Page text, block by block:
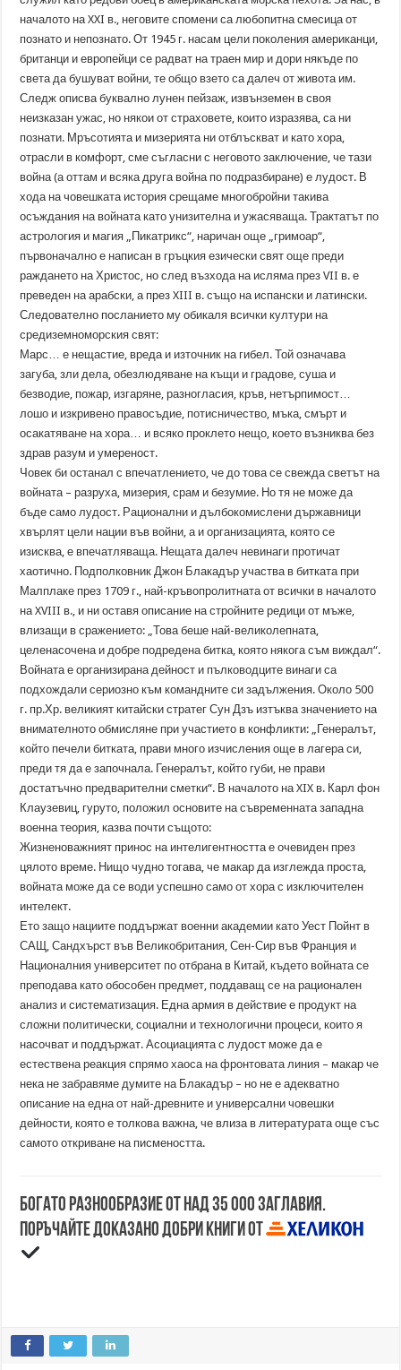
началото на XXI в., неговите спомени са любопитна смесица от
познато и непознато. От 1945 г. насам цели поколения американци,
британци и европейци се радват на траен мир и дори някъде по
света да бушуват войни, те общо взето са далеч от живота им.
Следж описва буквално лунен пейзаж, извънземен в своя
неизказан ужас, но някои от страховете, които изразява, са ни
познати. Мръсотията и мизерията ни отблъскват и като хора,
отрасли в комфорт, сме съгласни с неговото заключение, че тази
война (а оттам и всяка друга война по подразбиране) е лудост. В
хода на човешката история срещаме многобройни такива
осъждания на войната като унизителна и ужасяваща. Трактатът по
астрология и магия „Пикатрикс“, наричан още „гримоар“,
първоначално е написан в гръцкия езически свят още преди
раждането на Христос, но след възхода на исляма през VII в. е
преведен на арабски, а през XIII в. също на испански и латински.
Следователно посланието му обикаля всички култури на
средиземноморския свят:
Марс… е нещастие, вреда и източник на гибел. Той означава
загуба, зли дела, обезлюдяване на къщи и градове, суша и
безводие, пожар, изгаряне, разногласия, кръв, нетърпимост…
лошо и изкривено правосъдие, потисничество, мъка, смърт и
осакатяване на хора… и всяко проклето нещо, което възниква без
здрав разум и умереност.
Човек би останал с впечатлението, че до това се свежда светът на
войната – разруха, мизерия, срам и безумие. Но тя не може да
бъде само лудост. Рационални и дълбокомислени държавници
хвърлят цели нации във войни, а и организацията, която се
изисква, е впечатляваща. Нещата далеч невинаги протичат
хаотично. Подполковник Джон Блакадър участва в битката при
Малплаке през 1709 г., най-кръвопролитната от всички в началото
на XVIII в., и ни оставя описание на стройните редици от мъже,
влизащи в сражението: „Това беше най-великолепната,
целенасочена и добре подредена битка, която някога съм виждал“.
Войната е организирана дейност и пълководците винаги са
подхождали сериозно към командните си задължения. Около 500
г. пр.Хр. великият китайски стратег Сун Дзъ изтъква значението на
внимателното обмисляне при участието в конфликти: „Генералът,
който печели битката, прави много изчисления още в лагера си,
преди тя да е започнала. Генералът, който губи, не прави
достатъчно предварителни сметки“. В началото на XIX в. Карл фон
Клаузевиц, гуруто, положил основите на съвременната западна
военна теория, казва почти същото:
Жизненоважният принос на интелигентността е очевиден през
цялото време. Нищо чудно тогава, че макар да изглежда проста,
войната може да се води успешно само от хора с изключителен
интелект.
Ето защо нациите поддържат военни академии като Уест Пойнт в
САЩ, Сандхърст във Великобритания, Сен-Сир във Франция и
Националния университет по отбрана в Китай, където войната се
преподава като обособен предмет, поддаващ се на рационален
анализ и систематизация. Една армия в действие е продукт на
сложни политически, социални и технологични процеси, които я
насочват и поддържат. Асоциацията с лудост може да е
естествена реакция спрямо хаоса на фронтовата линия – макар че
нека не забравяме думите на Блакадър – но не е адекватно
описание на една от най-древните и универсални човешки
дейности, която е толкова важна, че влиза в литературата още със
самото откриване на писмеността.
Богато разнообразие от над 35 000 заглавия.
Поръчайте доказано добри книги от